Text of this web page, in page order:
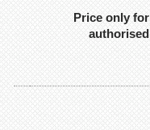
Price only for
authorised